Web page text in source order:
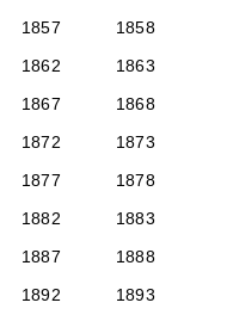
1857
1858
1862
1863
1867
1868
1872
1873
1877
1878
1882
1883
1887
1888
1892
1893